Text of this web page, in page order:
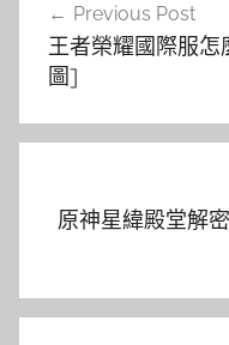
覽
Previous Post
王者榮耀國際服
圖]
原神星緯殿堂解